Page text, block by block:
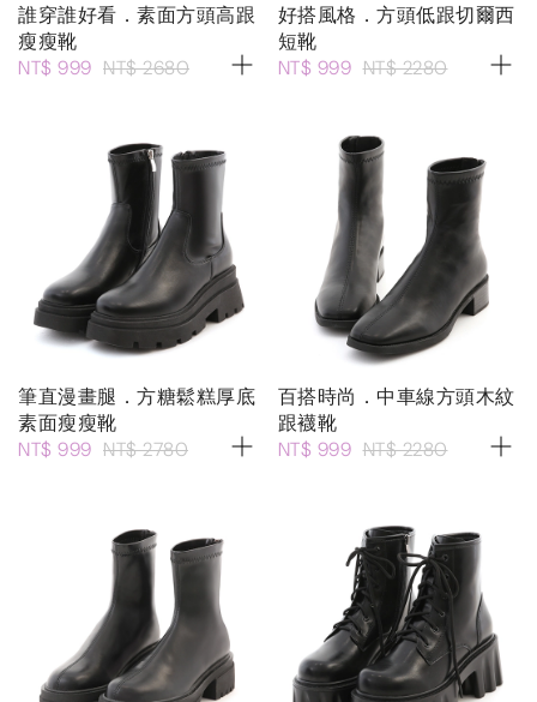
誰穿誰好看．素面方頭高跟
瘦瘦靴
NT$ 999 NT$ 2680
好搭風格．方頭低跟切爾西
短靴
NT$ 999 NT$ 2280
筆直漫畫腿．方糖鬆糕厚底
素面瘦瘦靴
NT$ 999 NT$ 2780
百搭時尚．中車線方頭木紋
跟襪靴
NT$ 999 NT$ 2280